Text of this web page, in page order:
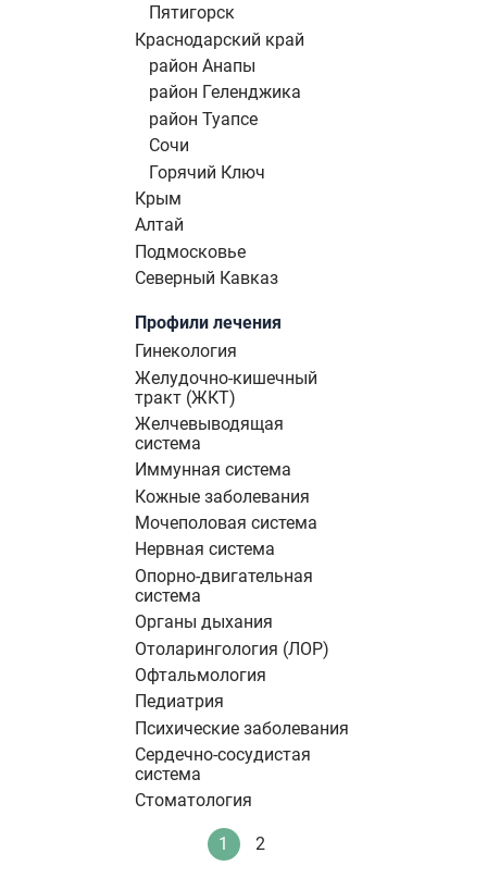
Пятигорск
Краснодарский край
район Анапы
район Геленджика
район Туапсе
Сочи
Горячий Ключ
Крым
Алтай
Подмосковье
Северный Кавказ
Профили лечения
Гинекология
Желудочно-кишечный
тракт (ЖКТ)
Желчевыводящая
система
Иммунная система
Кожные заболевания
Мочеполовая система
Нервная система
Опорно-двигательная
система
Органы дыхания
Отоларингология (ЛОР)
Офтальмология
Педиатрия
Психические заболевания
Сердечно-сосудистая
система
Стоматология
Нумерация
страниц Текущая
1 Стандартное
2